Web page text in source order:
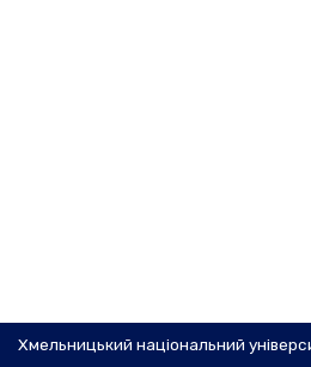
Хмельницький національний